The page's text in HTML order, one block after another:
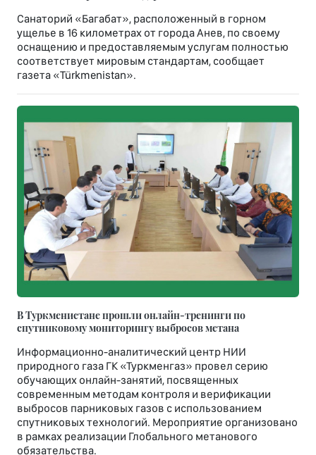
Санаторий «Багабат», расположенный в горном
ущелье в 16 километрах от города Анев, по своему
оснащению и предоставляемым услугам полностью
соответствует мировым стандартам, сообщает
газета «Türkmenistan».
В Туркменистане прошли онлайн-тренинги по
спутниковому мониторингу выбросов метана
Информационно-аналитический центр НИИ
природного газа ГК «Туркменгаз» провел серию
обучающих онлайн-занятий, посвященных
современным методам контроля и верификации
выбросов парниковых газов с использованием
спутниковых технологий. Мероприятие организовано
в рамках реализации Глобального метанового
обязательства.